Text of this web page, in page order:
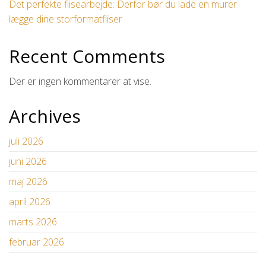
Det perfekte flisearbejde: Derfor bør du lade en murer
lægge dine storformatfliser
Recent Comments
Der er ingen kommentarer at vise.
Archives
juli 2026
juni 2026
maj 2026
april 2026
marts 2026
februar 2026